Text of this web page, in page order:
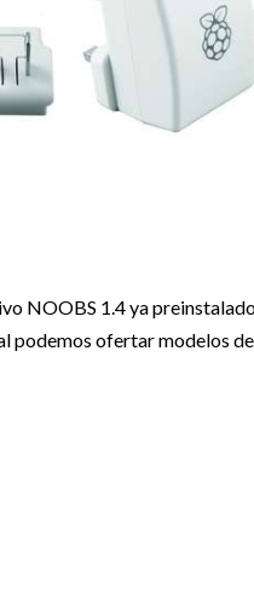
NOOBS 1.4 ya
ofertar modelos de